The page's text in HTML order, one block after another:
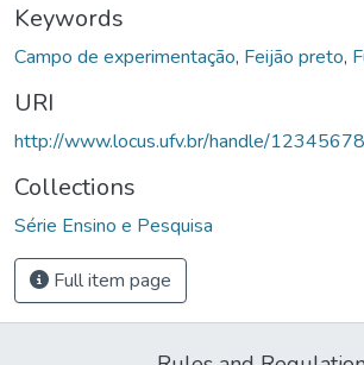
Keywords
Campo de experimentação, Feijão preto,
URI
http://www.locus.ufv.br/handle/
Collections
Série Ensino e Pesquisa
Full item page